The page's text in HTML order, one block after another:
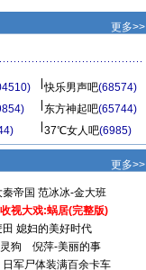
更多>>
快乐男声吧(68574)
东方神起吧(65744)
37℃女人吧(6985)
更多>>
帝国 范冰冰-金大班
视大戏:蜗居(完整版)
田 媳妇的美好时代
狗
倪萍-美丽的事
日军尸体装满百余卡车